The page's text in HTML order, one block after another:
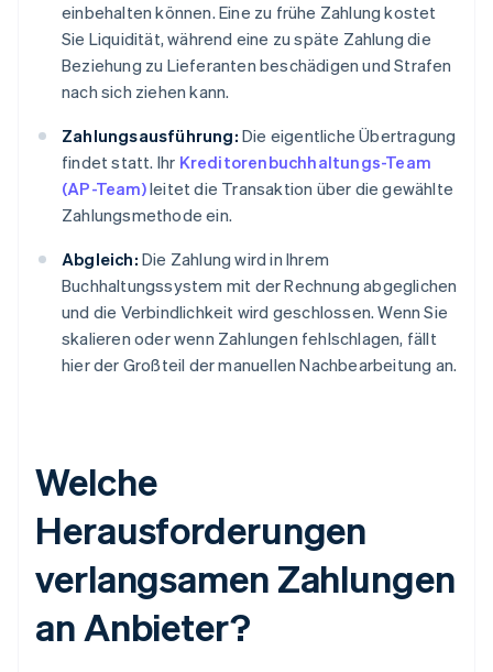
einbehalten können. Eine zu frühe Zahlung kostet
Sie Liquidität, während eine zu späte Zahlung die
Beziehung zu Lieferanten beschädigen und Strafen
nach sich ziehen kann.
Zahlungsausführung: Die eigentliche Übertragung
findet statt. Ihr Kreditorenbuchhaltungs-Team
(AP-Team)leitet die Transaktion über die gewählte
Zahlungsmethode ein.
Abgleich: Die Zahlung wird in Ihrem
Buchhaltungssystem mit der Rechnung abgeglichen
und die Verbindlichkeit wird geschlossen. Wenn Sie
skalieren oder wenn Zahlungen fehlschlagen, fällt
hier der Großteil der manuellen Nachbearbeitung an.
Welche
Herausforderungen
verlangsamen Zahlungen
an Anbieter?